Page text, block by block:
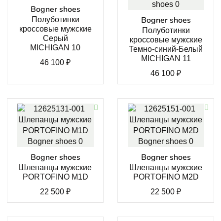
Bogner shoes
Полуботинки
кроссовые мужские
Серый
MICHIGAN 10
46 100 ₽
Bogner shoes
Полуботинки
кроссовые мужские
Темно-синий-Белый
MICHIGAN 11
46 100 ₽
Bogner shoes
Шлепанцы мужские
PORTOFINO M1D
22 500 ₽
Bogner shoes
Шлепанцы мужские
PORTOFINO M2D
22 500 ₽